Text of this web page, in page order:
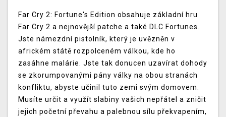
Far Cry 2: Fortune's Edition obsahuje základní hru
Far Cry 2 a nejnovější patche a také DLC Fortunes.
Jste námezdní pistolník, který je uvězněn v
africkém státě rozpolceném válkou, kde ho
zasáhne malárie. Jste tak donucen uzavírat dohody
se zkorumpovanými pány války na obou stranách
konfliktu, abyste učinil tuto zemi svým domovem.
Musíte určit a využít slabiny vašich nepřátel a zničit
jejich početní převahu a palebnou sílu překvapením,